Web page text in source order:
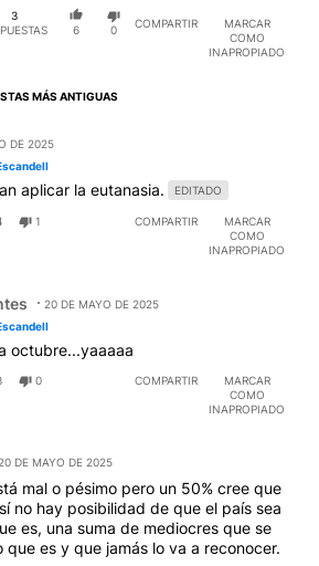
3
6 0
COMPARTIR
MARCAR
COMO
INAPROPIADO
MÁS ANTIGUAS
DE 2025
aplicar la eutanasia. EDITADO
1 COMPARTIR
MARCAR
COMO
INAPROPIADO
20 DE MAYO DE 2025
octubre...yaaaaa
0 COMPARTIR
MARCAR
COMO
INAPROPIADO
Porta.
20 DE MAYO DE 2025
mal o pésimo pero un 50% cree que
no hay posibilidad de que el país sea
es, una suma de mediocres que se
que es y que jamás lo va a reconocer.